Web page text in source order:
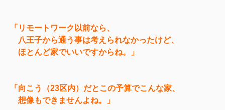
「リモートワーク以前なら、
八王子から通う事は考えられなかったけど、
ほとんど家でいいですからね。」
「向こう（23区内）だとこの予算でこんな家、
想像もできませんよね。」